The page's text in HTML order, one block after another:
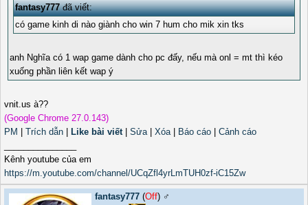
fantasy777đã viết:
có game kinh di nào giành cho win 7 hum cho mik xin tks
anh Nghĩa có 1 wap game dành cho pc đấy, nếu mà onl = mt thì kéo
xuống phần liên kết wap ý
vnit.us à??
(Google Chrome 27.0.143)
PM
Trích dẫn Like bài viết| Sửa| Xóa| Báo cáo
Cảnh cáo
Kênh youtube của em
https://m.youtube.com/channel/UCqZfl4yrLmTUH0zf-iC15Zw
fantasy777 (Off) ♂️